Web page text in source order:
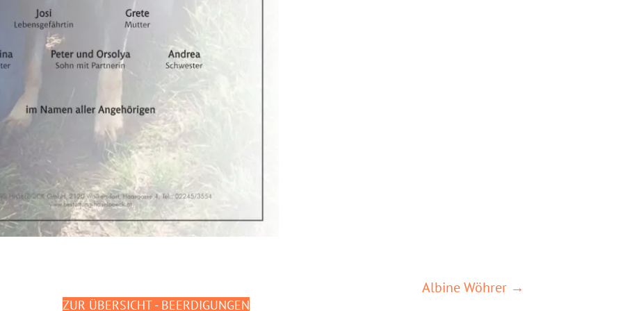
Albine Wöhrer →
ZUR ÜBERSICHT - BEERDIGUNGEN